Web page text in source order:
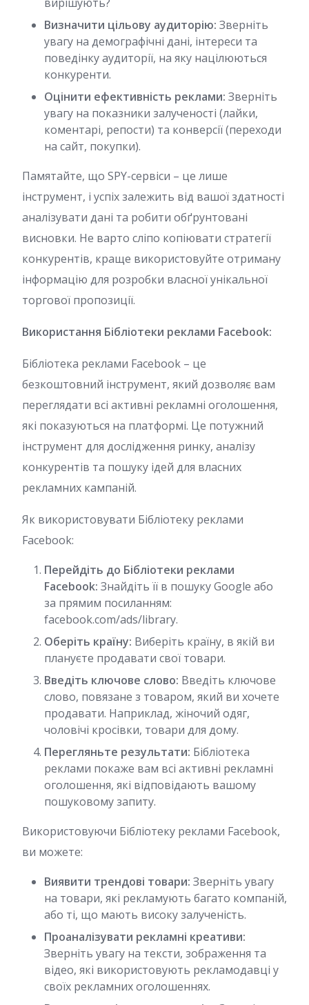
Визначити цільову аудиторію: Зверніть
увагу на демографічні дані, інтереси та
поведінку аудиторії, на яку націлюються
конкуренти.
Оцінити ефективність реклами: Зверніть
увагу на показники залученості (лайки,
коментарі, репости) та конверсії (переходи
на сайт, покупки).
Памятайте, що SPY-сервіси – це лише
інструмент, і успіх залежить від вашої здатності
аналізувати дані та робити обґрунтовані
висновки. Не варто сліпо копіювати стратегії
конкурентів, краще використовуйте отриману
інформацію для розробки власної унікальної
торгової пропозиції.
Використання Бібліотеки реклами Facebook:
Бібліотека реклами Facebook – це
безкоштовний інструмент, який дозволяє вам
переглядати всі активні рекламні оголошення,
які показуються на платформі. Це потужний
інструмент для дослідження ринку, аналізу
конкурентів та пошуку ідей для власних
рекламних кампаній.
Як використовувати Бібліотеку реклами
Facebook:
Перейдіть до Бібліотеки реклами
Facebook: Знайдіть її в пошуку Google або
за прямим посиланням:
facebook.com/ads/library.
Оберіть країну: Виберіть країну, в якій ви
плануєте продавати свої товари.
Введіть ключове слово: Введіть ключове
слово, повязане з товаром, який ви хочете
продавати. Наприклад, жіночий одяг,
чоловічі кросівки, товари для дому.
Перегляньте результати: Бібліотека
реклами покаже вам всі активні рекламні
оголошення, які відповідають вашому
пошуковому запиту.
Використовуючи Бібліотеку реклами Facebook,
ви можете:
Виявити трендові товари: Зверніть увагу
на товари, які рекламують багато компаній,
або ті, що мають високу залученість.
Проаналізувати рекламні креативи:
Зверніть увагу на тексти, зображення та
відео, які використовують рекламодавці у
своїх рекламних оголошеннях.